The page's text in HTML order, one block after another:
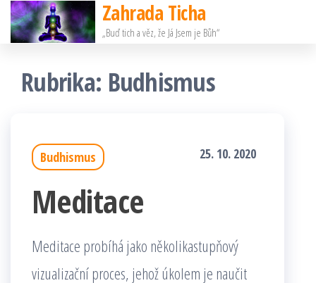
Přeskočit
na
obsah
Zahrada Ticha
„Buď tich a věz, že Já Jsem je Bůh“
Rubrika: Budhismus
Budhismus 25. 10. 2020
Meditace
Meditace probíhá jako několikastupňový
vizualizační proces, jehož úkolem je naučit